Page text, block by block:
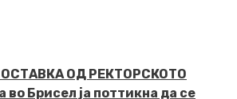
ОД РЕКТОРСКОТО
Брисел ја поттикна да се